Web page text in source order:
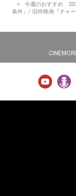
今週のおすすめ
条件』/ 旧作映画『チャ